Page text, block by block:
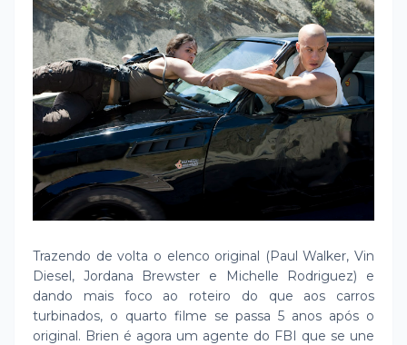
Trazendo de volta o elenco original (Paul Walker, Vin
Diesel, Jordana Brewster e Michelle Rodriguez) e
dando mais foco ao roteiro do que aos carros
turbinados, o quarto filme se passa 5 anos após o
original. Brien é agora um agente do FBI que se une